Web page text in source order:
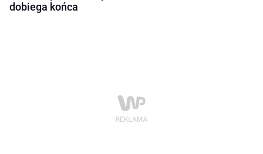
dobiega końca